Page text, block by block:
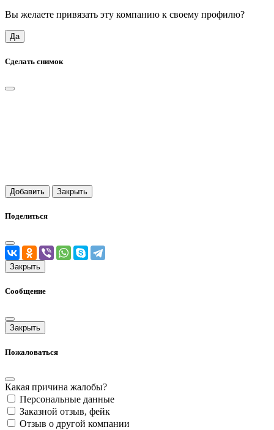
Вы желаете привязать эту компанию к своему профилю?
Да
Сделать снимок
Добавить Закрыть
Поделиться
Закрыть
Сообщение
Закрыть
Пожаловаться
Какая причина жалобы?
Персональные данные
Заказной отзыв, фейк
Отзыв о другой компании